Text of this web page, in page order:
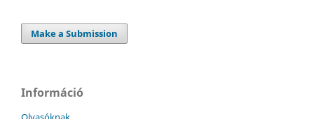
Make a Submission
Információ